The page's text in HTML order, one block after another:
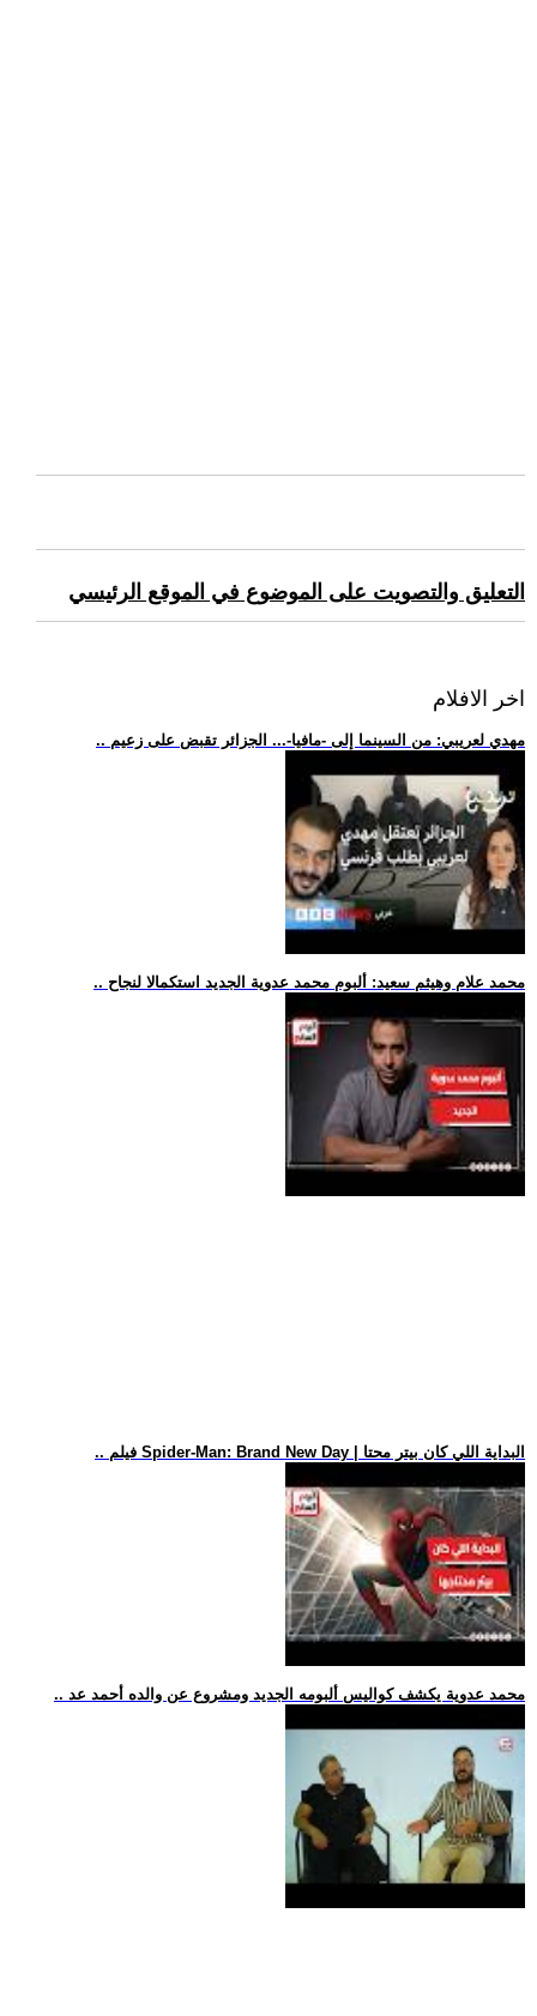
التعليق والتصويت على الموضوع في الموقع الرئيسي
اخر الافلام
.. مهدي لعريبي: من السينما إلى -مافيا-... الجزائر تقبض على زعيم
.. محمد علام وهيثم سعيد: ألبوم محمد عدوية الجديد استكمالا لنجاح
.. فيلم Spider-Man: Brand New Day | البداية اللي كان بيتر محتا
.. محمد عدوية يكشف كواليس ألبومه الجديد ومشروع عن والده أحمد عد